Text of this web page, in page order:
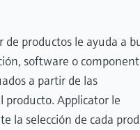
de productos le ayuda a
software o
a partir de las
producto. Applicator le
la selección de cada